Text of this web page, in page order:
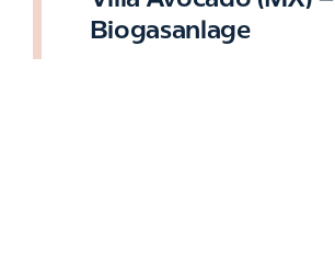
Biogasanlage